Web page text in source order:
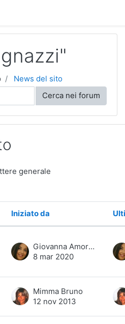
News del sito
Cerca nei forum
generale
Iniziato da
Giovanna Amoroso
8 mar 2020
Mimma Bruno
12 nov 2013